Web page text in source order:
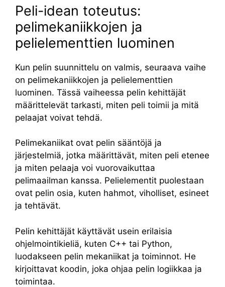
Peli-idean toteutus:
pelimekaniikkojen ja
pelielementtien luominen
Kun pelin suunnittelu on valmis, seuraava vaihe
on pelimekaniikkojen ja pelielementtien
luominen. Tässä vaiheessa pelin kehittäjät
määrittelevät tarkasti, miten peli toimii ja mitä
pelaajat voivat tehdä.
Pelimekaniikat ovat pelin sääntöjä ja
järjestelmiä, jotka määrittävät, miten peli etenee
ja miten pelaaja voi vuorovaikuttaa
pelimaailman kanssa. Pelielementit puolestaan ​​
ovat pelin osia, kuten hahmot, viholliset, esineet
ja tehtävät.
Pelin kehittäjät käyttävät usein erilaisia ​​
ohjelmointikieliä, kuten C++ tai Python,
luodakseen pelin mekaniikat ja toiminnot. He
kirjoittavat koodin, joka ohjaa pelin logiikkaa ja
toimintaa.